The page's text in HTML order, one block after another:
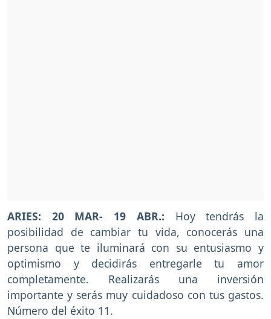
ARIES: 20 MAR- 19 ABR.: Hoy tendrás la
posibilidad de cambiar tu vida, conocerás una
persona que te iluminará con su entusiasmo y
optimismo y decidirás entregarle tu amor
completamente. Realizarás una inversión
importante y serás muy cuidadoso con tus gastos.
Número del éxito 11.